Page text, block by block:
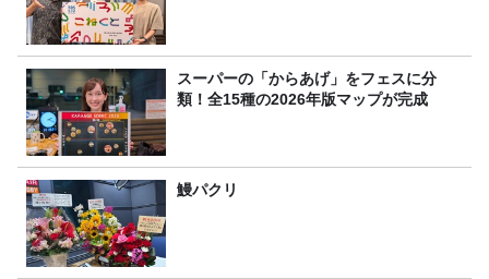
スーパーの「からあげ」をフェスに分
類！全15種の2026年版マップが完成
鰻パクリ